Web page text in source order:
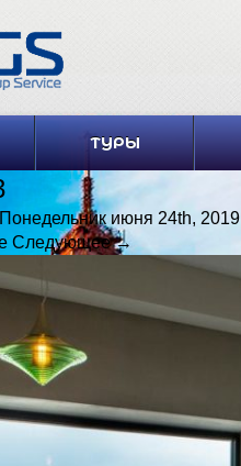
ТУРЫ
Понедельник июня 24th, 2019
Следующее →